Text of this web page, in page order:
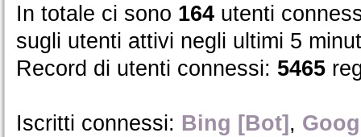
In totale ci sono 164 utenti
sugli utenti attivi negli ultimi 5
Record di utenti connessi: 5465
Iscritti connessi: Bing [Bot] ,